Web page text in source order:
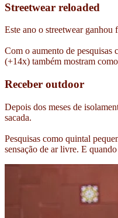
Streetwear reloaded
Este ano o streetwear
Com o aumento de pesquisas
(+14x) também mostram
Receber outdoor
Depois dos meses de
sacada.
Pesquisas como quintal
sensação de ar livre. E